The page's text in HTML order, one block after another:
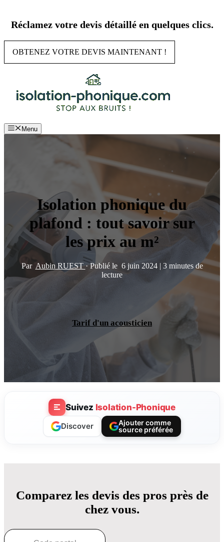
contenu
Réclamez votre devis détaillé en quelques clics.
OBTENEZ VOTRE DEVIS MAINTENANT !
Menu
Isolation phonique du
plafond : tout savoir sur
les prix au m²
Par Aubin RUEST · Publié le 6 juin 2024 | 3 minutes de
lecture
Tarif d'un acousticien
Suivez Isolation-Phonique
Discover
Ajouter comme
source préférée
Comparez les devis des pros près de
chez vous.